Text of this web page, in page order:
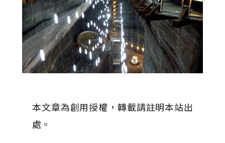
本文章為創用授權，轉載請註明本站出
處。